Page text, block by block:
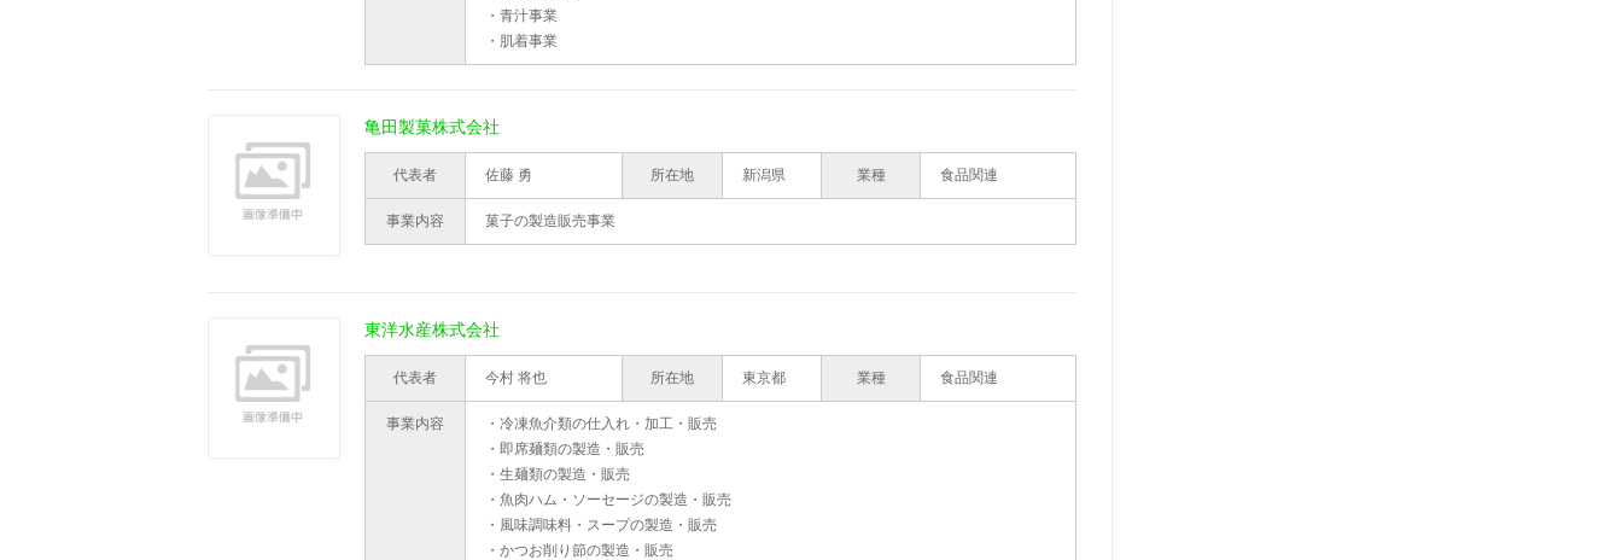
・青汁事業
・肌着事業
亀田製菓株式会社
代表者 佐藤 勇 所在地 新潟県 業種 食品関連
事業内容 菓子の製造販売事業
東洋水産株式会社
代表者 今村 将也 所在地 東京都 業種 食品関連
事業内容
・冷凍魚介類の仕入れ・加工・販売
・即席麺類の製造・販売
・生麺類の製造・販売
・魚肉ハム・ソーセージの製造・販売
・風味調味料・スープの製造・販売
・かつお削り節の製造・販売